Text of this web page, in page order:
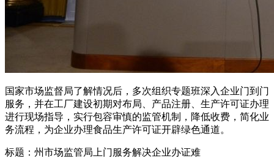
国家市场监督局了解情况后，多次组织专题班深入企业门到门
服务，并在工厂建设初期对布局、产品注册、生产许可证办理
进行现场指导，实行包容审慎的监管机制，降低收费，简化业
务流程，为企业办理食品生产许可证开辟绿色通道。
标题：州市场监管局上门服务解决企业办证难